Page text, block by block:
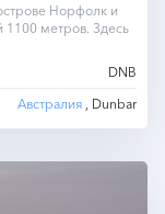
Норфолк и
1100 метров. Здесь
DNB
Австралия , Dunbar